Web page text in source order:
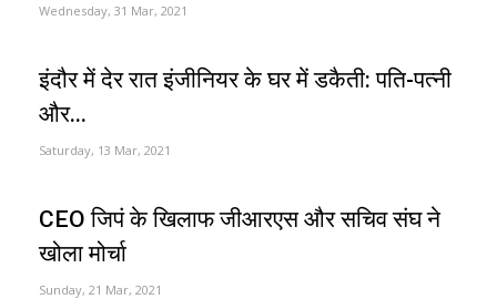
Wednesday, 31 Mar, 2021
इंदौर में देर रात इंजीनियर के घर में डकैती: पति-पत्नी
और...
Saturday, 13 Mar, 2021
CEO जिपं के खिलाफ जीआरएस और सचिव संघ ने
खोला मोर्चा
Sunday, 21 Mar, 2021